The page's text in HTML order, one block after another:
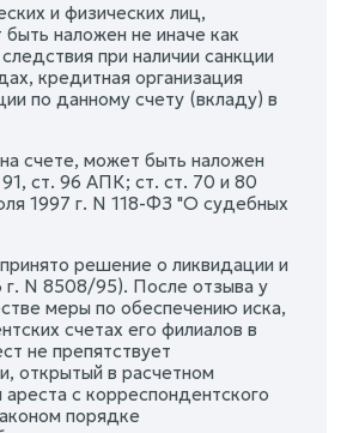
и физических лиц,
наложен не иначе как
при наличии санкции
кредитная организация
по данному счету (вкладу) в
счете, может быть наложен
ст. 96 АПК; ст. ст. 70 и 80
1997 г. N 118-ФЗ "О судебных
решение о ликвидации и
N 8508/95). После отзыва у
меры по обеспечению иска,
счетах его филиалов в
не препятствует
открытый в расчетном
с корреспондентского
порядке